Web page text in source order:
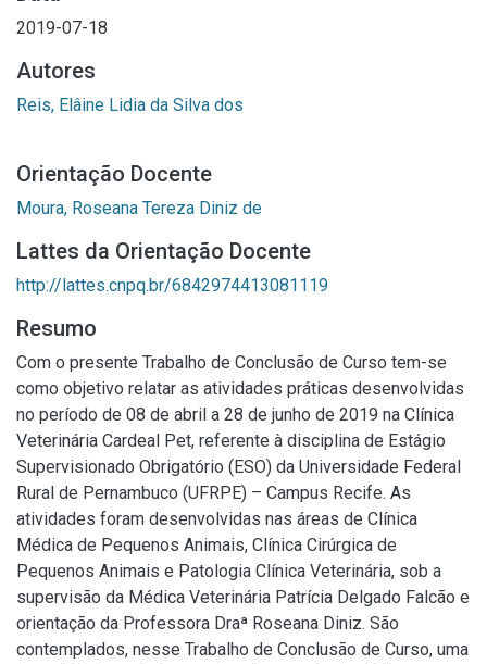
2019-07-18
Autores
Reis, Elâine Lidia da Silva dos
Orientação Docente
Moura, Roseana Tereza Diniz de
Lattes da Orientação Docente
http://lattes.cnpq.br/6842974413081119
Resumo
Com o presente Trabalho de Conclusão de Curso tem-se
como objetivo relatar as atividades práticas desenvolvidas
no período de 08 de abril a 28 de junho de 2019 na Clínica
Veterinária Cardeal Pet, referente à disciplina de Estágio
Supervisionado Obrigatório (ESO) da Universidade Federal
Rural de Pernambuco (UFRPE) – Campus Recife. As
atividades foram desenvolvidas nas áreas de Clínica
Médica de Pequenos Animais, Clínica Cirúrgica de
Pequenos Animais e Patologia Clínica Veterinária, sob a
supervisão da Médica Veterinária Patrícia Delgado Falcão e
orientação da Professora Draª Roseana Diniz. São
contemplados, nesse Trabalho de Conclusão de Curso, uma